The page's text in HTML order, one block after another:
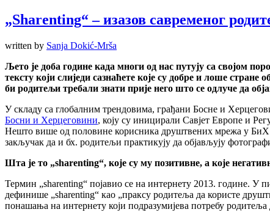
„Sharenting“ – изазов савременог
written by Sanja Dokić-Mrša
Љето је доба године када многи од нас путују са својом
тексту који слиједи сазнаћете које су добре и лоше
би родитељи требали знати прије него што се одлуче да
У складу са глобалним трендовима, грађани Босне и
Босни и Херцеговини, коју су иницирали Савјет Европе и
Нешто више од половине корисника друштвених мрежа у БиХ
закључак да и бх. родитељи практикују да објављују
Шта је то „sharenting“, које су му позитивне, а које
Термин „sharenting“ појавио се на интернету 2013. године. У
дефинише „sharenting“ као „праксу родитеља да користе
понашања на интернету који подразумијева потребу